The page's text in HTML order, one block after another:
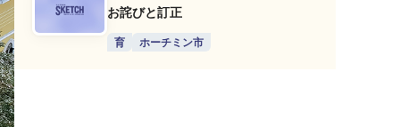
お詫びと訂正
育 ホーチミン市